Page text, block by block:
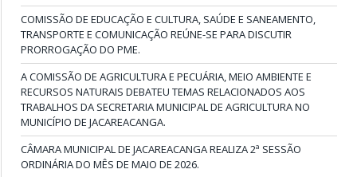
COMISSÃO DE EDUCAÇÃO E CULTURA, SAÚDE E SANEAMENTO,
TRANSPORTE E COMUNICAÇÃO REÚNE-SE PARA DISCUTIR
PRORROGAÇÃO DO PME.
A COMISSÃO DE AGRICULTURA E PECUÁRIA, MEIO AMBIENTE E
RECURSOS NATURAIS DEBATEU TEMAS RELACIONADOS AOS
TRABALHOS DA SECRETARIA MUNICIPAL DE AGRICULTURA NO
MUNICÍPIO DE JACAREACANGA.
CÂMARA MUNICIPAL DE JACAREACANGA REALIZA 2ª SESSÃO
ORDINÁRIA DO MÊS DE MAIO DE 2026.